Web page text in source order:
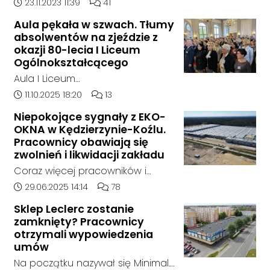
chemiczne.
Aula pękała w szwach. Tłumy
absolwentów na zjeździe z
okazji 80-lecia I Liceum
Ogólnokształcącego
Aula I Liceum
Ogólnokształcącego im. Henryka
w sobotnie przedpołudnie
dosłownie pękała w szwach. Na
wyjątkowy zjazd absolwentów z
okazji jubileuszu 80-lecia szkoły
przyjechali ludzie z różnych
zakątków Polski i świata. W tym
roku zarejestrowało się ponad
1000 uczestników. To największy
zjazd w historii placówki.
Data dodania artykułu:
11.10.2025 18:20 Liczba komentarzy artykułu:
13
Niepokojące sygnały z EKO-
OKNA w Kędzierzynie-Koźlu.
Pracownicy obawiają się
zwolnień i likwidacji zakładu
Coraz więcej pracowników i
mieszkańców zgłasza się do
niepokojącej sytuacji w zakładzie
EKO-OKNA w Kędzierzynie-Koźlu.
Jak wynika z ich relacji, firma
miała w ostatnich tygodniach
Data dodania artykułu:
29.06.2025 14:14 Liczba komentarzy artykułu:
78
Sklep Leclerc zostanie
zamknięty? Pracownicy
otrzymali wypowiedzenia
umów
Na początku nazywał się Minimal.